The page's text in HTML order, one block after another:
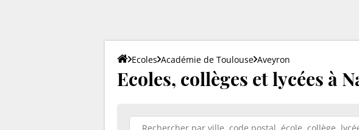
Ecoles Académie de Toulouse Aveyron
Ecoles, collèges et lycées à